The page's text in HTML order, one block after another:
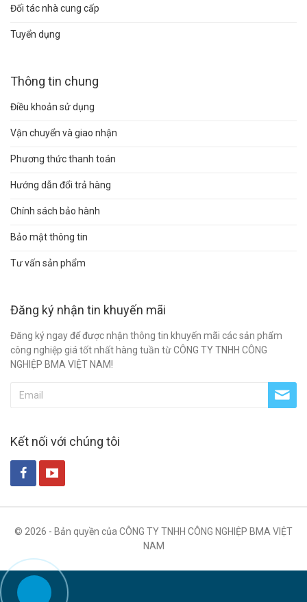
Đối tác nhà cung cấp
Tuyển dụng
Thông tin chung
Điều khoản sử dụng
Vận chuyển và giao nhận
Phương thức thanh toán
Hướng dẫn đổi trả hàng
Chính sách bảo hành
Bảo mật thông tin
Tư vấn sản phẩm
Đăng ký nhận tin khuyến mãi
Đăng ký ngay để được nhận thông tin khuyến mãi các sản phẩm
công nghiệp giá tốt nhất hàng tuần từ CÔNG TY TNHH CÔNG
NGHIỆP BMA VIỆT NAM!
Kết nối với chúng tôi
© 2026 - Bản quyền của CÔNG TY TNHH CÔNG NGHIỆP BMA VIỆT
NAM